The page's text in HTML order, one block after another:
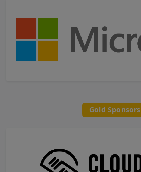
Gold Sponsors